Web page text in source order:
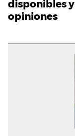
disponibles y
opiniones